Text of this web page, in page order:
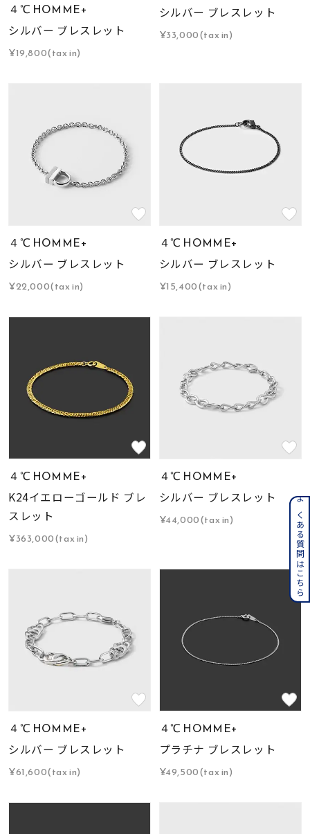
４℃ HOMME+
シルバー ブレスレット
¥19,800(tax in)
シルバー ブレスレット
¥33,000(tax in)
４℃ HOMME+
シルバー ブレスレット
¥22,000(tax in)
４℃ HOMME+
シルバー ブレスレット
¥15,400(tax in)
４℃ HOMME+
K24イエローゴールド ブレ
スレット
¥363,000(tax in)
４℃ HOMME+
シルバー ブレスレット
¥44,000(tax in)
４℃ HOMME+
シルバー ブレスレット
¥61,600(tax in)
４℃ HOMME+
プラチナ ブレスレット
¥49,500(tax in)
よくある質問はこちら